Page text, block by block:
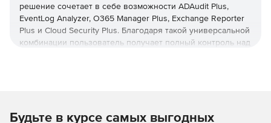
решение сочетает в себе возможности ADAudit Plus,
EventLog Analyzer, O365 Manager Plus, Exchange Reporter
Plus и Cloud Security Plus. Благодаря такой универсальной
комбинации пользователь получает полный контроль над
Будьте в курсе самых выгодных